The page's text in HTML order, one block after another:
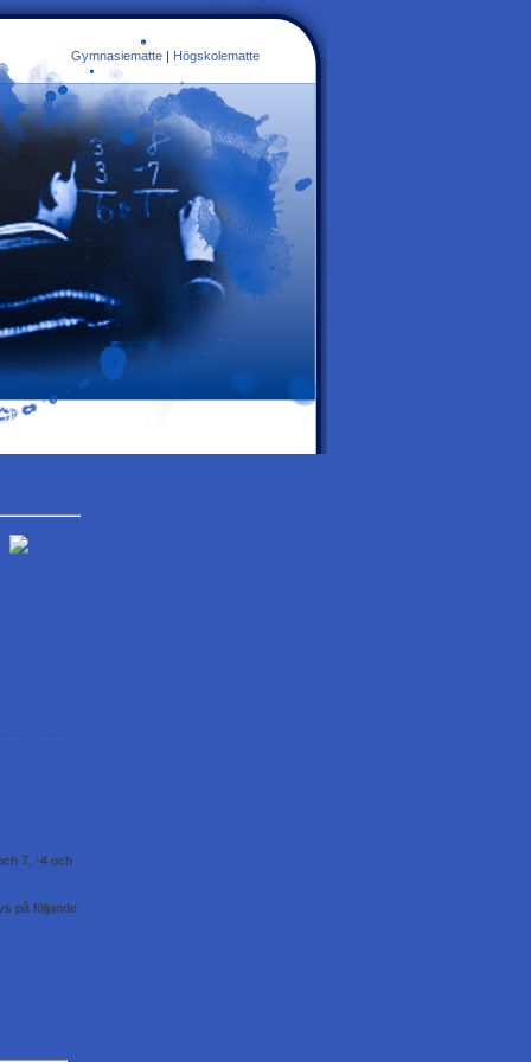
Gymnasiematte | Högskolematte
7, -4 och
på följande